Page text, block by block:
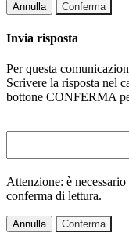
Annulla Conferma
Invia risposta
Per questa
Scrivere la risposta nel
bottone CONFERMA
Attenzione: è
conferma di lettura.
Annulla Conferma